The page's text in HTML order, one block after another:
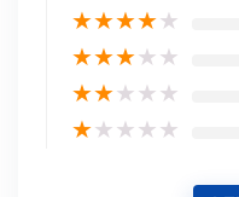
★★★★★
★★★★★
★★★★★
★★★★★